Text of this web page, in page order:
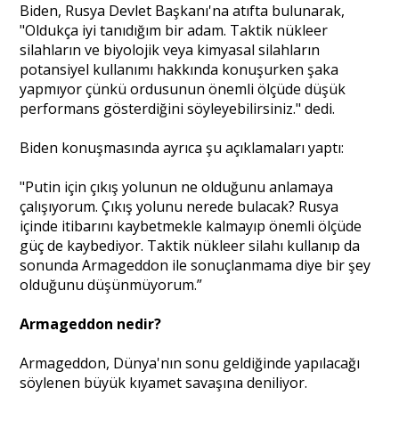
Dosya Haber
Ankara Analiz
Sağlık
Biden, Rusya Devlet Başkanı'na atıfta bulunarak,
"Oldukça iyi tanıdığım bir adam. Taktik nükleer
silahların ve biyolojik veya kimyasal silahların
potansiyel kullanımı hakkında konuşurken şaka
yapmıyor çünkü ordusunun önemli ölçüde düşük
performans gösterdiğini söyleyebilirsiniz." dedi.
Biden konuşmasında ayrıca şu açıklamaları yaptı:
"Putin için çıkış yolunun ne olduğunu anlamaya
çalışıyorum. Çıkış yolunu nerede bulacak? Rusya
içinde itibarını kaybetmekle kalmayıp önemli ölçüde
güç de kaybediyor. Taktik nükleer silahı kullanıp da
sonunda Armageddon ile sonuçlanmama diye bir şey
olduğunu düşünmüyorum.”
Armageddon nedir?
Armageddon, Dünya'nın sonu geldiğinde yapılacağı
söylenen büyük kıyamet savaşına deniliyor.